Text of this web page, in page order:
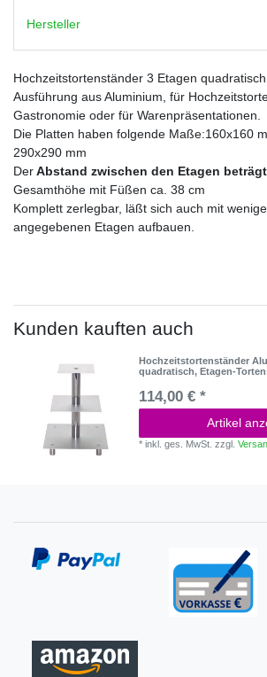
Hersteller
Hochzeitstortenständer 3 Etagen
Ausführung aus Aluminium, für
Gastronomie oder für Warenpräsentationen.
Die Platten haben folgende Maße:160x160
290x290 mm
DerAbstand zwischen den Etagen
Gesamthöhe mit Füßen ca. 38 cm
Komplett zerlegbar, läßt sich auch mit
angegebenen Etagen aufbauen.
Kunden kauften auch
Hochzeitstortenständer
quadratisch, Etagen-
114,00 € *
Artikel
*inkl. ges. MwSt. zzgl.